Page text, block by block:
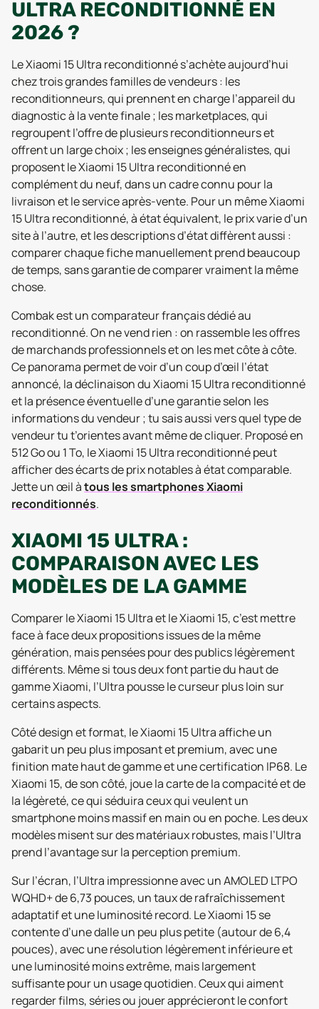
ULTRA RECONDITIONNÉ EN
2026 ?
Le Xiaomi 15 Ultra reconditionné s’achète aujourd’hui
chez trois grandes familles de vendeurs : les
reconditionneurs, qui prennent en charge l’appareil du
diagnostic à la vente finale ; les marketplaces, qui
regroupent l’offre de plusieurs reconditionneurs et
offrent un large choix ; les enseignes généralistes, qui
proposent le Xiaomi 15 Ultra reconditionné en
complément du neuf, dans un cadre connu pour la
livraison et le service après-vente. Pour un même Xiaomi
15 Ultra reconditionné, à état équivalent, le prix varie d’un
site à l’autre, et les descriptions d’état diffèrent aussi :
comparer chaque fiche manuellement prend beaucoup
de temps, sans garantie de comparer vraiment la même
chose.
Combak est un comparateur français dédié au
reconditionné. On ne vend rien : on rassemble les offres
de marchands professionnels et on les met côte à côte.
Ce panorama permet de voir d’un coup d’œil l’état
annoncé, la déclinaison du Xiaomi 15 Ultra reconditionné
et la présence éventuelle d’une garantie selon les
informations du vendeur ; tu sais aussi vers quel type de
vendeur tu t’orientes avant même de cliquer. Proposé en
512 Go ou 1 To, le Xiaomi 15 Ultra reconditionné peut
afficher des écarts de prix notables à état comparable.
Jette un œil àtous les smartphones Xiaomi
reconditionnés.
XIAOMI 15 ULTRA :
COMPARAISON AVEC LES
MODÈLES DE LA GAMME
Comparer le Xiaomi 15 Ultra et le Xiaomi 15, c’est mettre
face à face deux propositions issues de la même
génération, mais pensées pour des publics légèrement
différents. Même si tous deux font partie du haut de
gamme Xiaomi, l’Ultra pousse le curseur plus loin sur
certains aspects.
Côté design et format, le Xiaomi 15 Ultra affiche un
gabarit un peu plus imposant et premium, avec une
finition mate haut de gamme et une certification IP68. Le
Xiaomi 15, de son côté, joue la carte de la compacité et de
la légèreté, ce qui séduira ceux qui veulent un
smartphone moins massif en main ou en poche. Les deux
modèles misent sur des matériaux robustes, mais l’Ultra
prend l’avantage sur la perception premium.
Sur l’écran, l’Ultra impressionne avec un AMOLED LTPO
WQHD+ de 6,73 pouces, un taux de rafraîchissement
adaptatif et une luminosité record. Le Xiaomi 15 se
contente d’une dalle un peu plus petite (autour de 6,4
pouces), avec une résolution légèrement inférieure et
une luminosité moins extrême, mais largement
suffisante pour un usage quotidien. Ceux qui aiment
regarder films, séries ou jouer apprécieront le confort